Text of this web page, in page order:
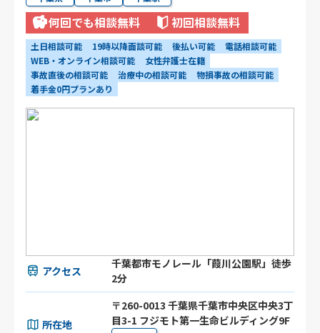
何回でも相談無料 初回相談無料
土日相談可能 19時以降面談可能 後払い可能
電話相談可能
WEB・オンライン相談可能
女性弁護士在籍
事故直後の相談可能
治療中の相談可能
物損事故の相談可能
着手金0円プランあり
アクセス
千葉都市モノレール「葭川公園駅」徒歩
2分
所在地
〒260-0013 千葉県千葉市中央区中央3丁
目3-1 フジモト第一生命ビルディング9F